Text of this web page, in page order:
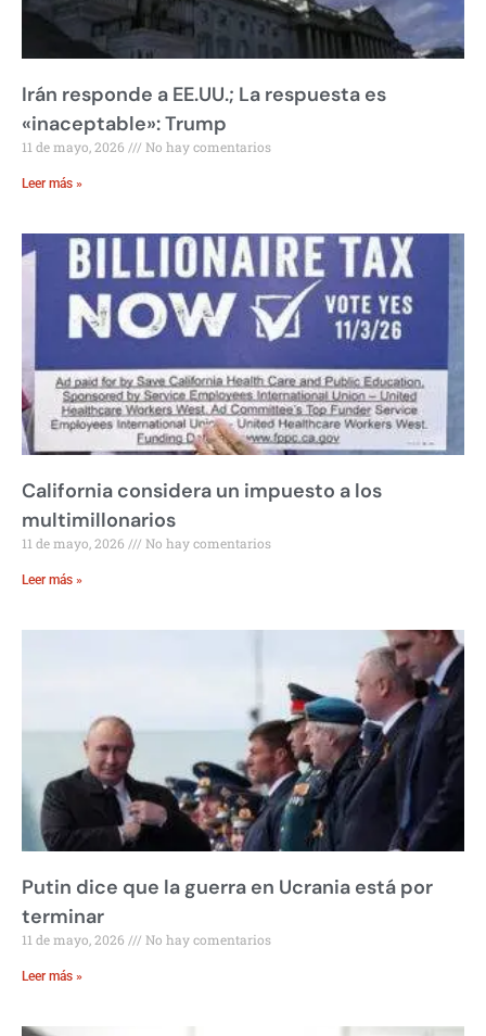
Irán responde a EE.UU.; La respuesta es
«inaceptable»: Trump
11 de mayo, 2026 No hay comentarios
Leer más »
California considera un impuesto a los
multimillonarios
11 de mayo, 2026 No hay comentarios
Leer más »
Putin dice que la guerra en Ucrania está por
terminar
11 de mayo, 2026 No hay comentarios
Leer más »